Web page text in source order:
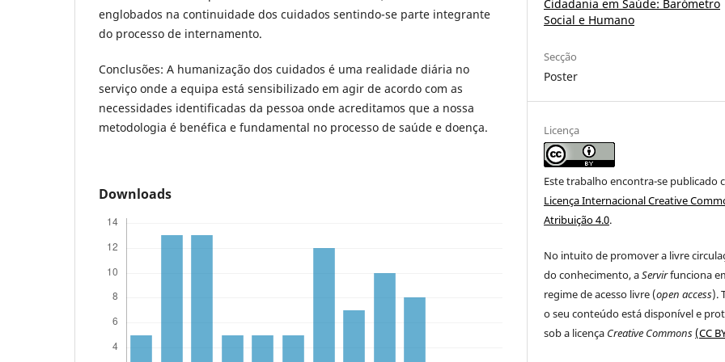
englobados na continuidade dos cuidados sentindo-se parte integrante
do processo de internamento.
Conclusões: A humanização dos cuidados é uma realidade diária no
serviço onde a equipa está sensibilizado em agir de acordo com as
necessidades identificadas da pessoa onde acreditamos que a nossa
metodologia é benéfica e fundamental no processo de saúde e doença.
Downloads
Cidadania em Saúde: Barómetro
Social e Humano
Secção
Poster
Licença
Este trabalho encontra-se publicado
Licença Internacional Creative
Atribuição 4.0.
No intuito de promover a livre
do conhecimento, aServirfunciona
regime de acesso livre (open access).
o seu conteúdo está disponível e
sob a licença Creative Commons(CC